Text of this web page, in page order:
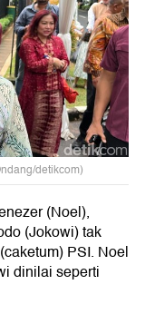
detikcom)
(Noel),
(Jokowi) tak
PSI. Noel
dinilai seperti